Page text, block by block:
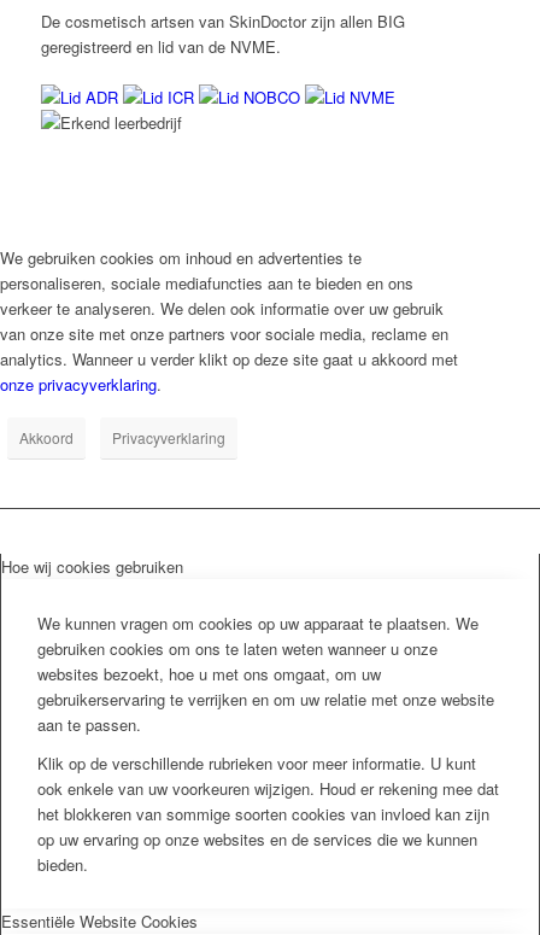
De cosmetisch artsen van SkinDoctor zijn allen BIG
geregistreerd en lid van de NVME.
We gebruiken cookies om inhoud en advertenties te
personaliseren, sociale mediafuncties aan te bieden en ons
verkeer te analyseren. We delen ook informatie over uw gebruik
van onze site met onze partners voor sociale media, reclame en
analytics. Wanneer u verder klikt op deze site gaat u akkoord met
onze privacyverklaring.
Akkoord Privacyverklaring
Hoe wij cookies gebruiken
We kunnen vragen om cookies op uw apparaat te plaatsen. We
gebruiken cookies om ons te laten weten wanneer u onze
websites bezoekt, hoe u met ons omgaat, om uw
gebruikerservaring te verrijken en om uw relatie met onze website
aan te passen.
Klik op de verschillende rubrieken voor meer informatie. U kunt
ook enkele van uw voorkeuren wijzigen. Houd er rekening mee dat
het blokkeren van sommige soorten cookies van invloed kan zijn
op uw ervaring op onze websites en de services die we kunnen
bieden.
Essentiële Website Cookies